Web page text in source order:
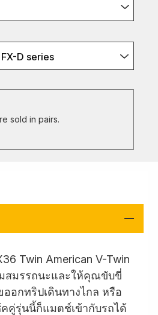
D series
sold in pairs.
Twin American V-Twin
สมรรถนะและให้คุณขับขี่
อกทริปเดินทางไกล หรือ
คู่รุ่นนี้ก็แมตช์เข้ากับรถได้